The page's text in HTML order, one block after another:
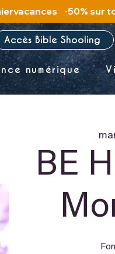
Accès Bible Shooling
numérique
BE